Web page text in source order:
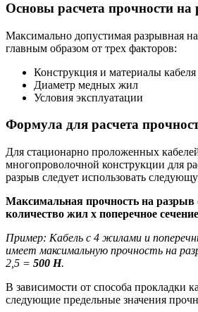
Основы расчета прочности на
Максимально допустимая разрывная
главным образом от трех факторов:
Конструкция и материалы кабеля
Диаметр медных жил
Условия эксплуатации
Формула для расчета
Для стационарно проложенных
многопроволочной конструкции для
разрыв следует использовать
Максимальная прочность на
количество жил x поперечное
Пример: Кабель с 4 жилами и
имеет максимальную прочность на
2,5 = 500 Н.
В зависимости от способа прокладки
следующие предельные значения